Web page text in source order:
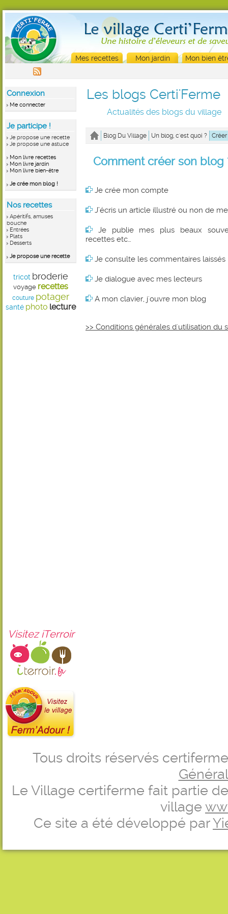
Mes recettes Mon jardin Mon bien
Connexion
Me connecter
Je participe !
Je propose une recette
Je propose une astuce
Mon livre recettes
Mon livre jardin
Mon livre bien-être
Je crée mon blog !
Nos recettes
Apéritifs, amuses
bouche
Entrées
Plats
Desserts
Je propose une recette
tricot broderie
voyage recettes
couture potager
santé photo lecture
Visitez iTerroir
Les blogs Certi'Ferme
Actualités des blogs du village
Blog Du Village Un blog, c'est quoi ?
Comment créer son blog
Je crée mon compte
J’écris un article illustré ou non de
Je publie mes plus beaux
recettes etc…
Je consulte les commentaires
Je dialogue avec mes lecteurs
A mon clavier, j'ouvre mon blog
>> Conditions générales d'utilisation du
Tous droits réservés
Le Village certiferme fait partie
village
Ce site a été développé par